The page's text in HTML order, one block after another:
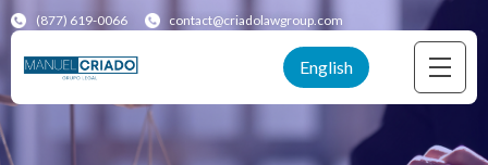
(877) 619-0066 contact@criadolawgroup.com
English